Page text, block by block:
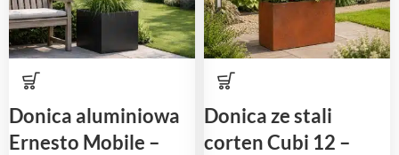
Donica aluminiowa
Ernesto Mobile –
Donica ze stali
corten Cubi 12 –